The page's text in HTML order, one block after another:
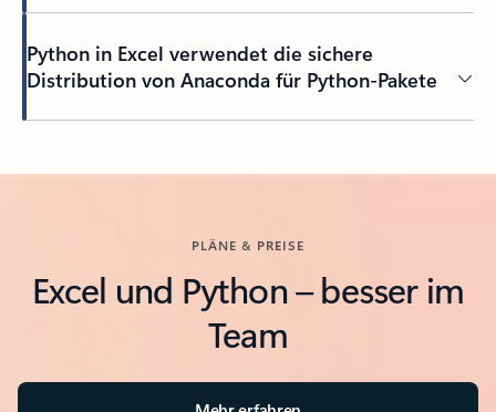
Python in Excel verwendet die sichere
Distribution von Anaconda für Python-Pakete
PLÄNE & PREISE
Excel und Python – besser im
Team